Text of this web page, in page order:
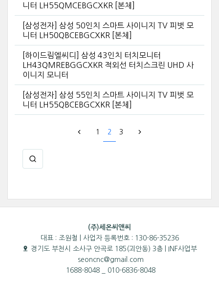
니터 LH55QMCEBGCXKR [본체]
[삼성전자] 삼성 50인치 스마트 사이니지 TV 피벗 모
니터 LH50QBCEBGCXKR [본체]
[하이드림엘씨디] 삼성 43인치 터치모니터
LH43QMREBGGCXKR 적외선 터치스크린 UHD 사
이니지 모니터
[삼성전자] 삼성 55인치 스마트 사이니지 TV 피벗 모
니터 LH55QBCEBGCXKR [본체]
1 2 3
(주)세온씨앤씨
대표 : 조원철 | 사업자 등록번호 : 130-86-35236
경기도 부천시 소사구 안곡로 185(괴안동) 3층 | INF사업부
seoncnc@gmail.com
1688-8048 _ 010-6836-8048